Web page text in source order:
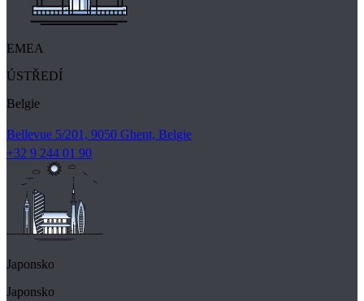
EMEA
ÚSTŘEDÍ
Belgie
Bellevue 5/201, 9050 Ghent, Belgie
+32 9 244 01 90
Japonsko
Japonsko